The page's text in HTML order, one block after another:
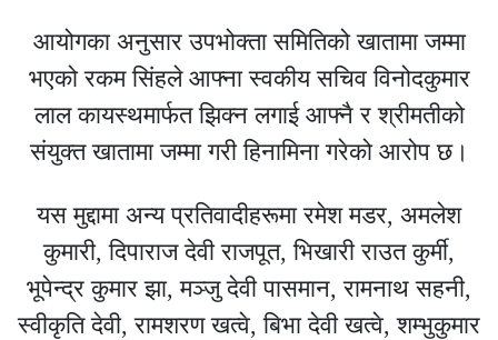
आयोगका अनुसार उपभोक्ता समितिको खातामा जम्मा
भएको रकम सिंहले आफ्ना स्वकीय सचिव विनोदकुमार
लाल कायस्थमार्फत झिक्न लगाई आफ्नै र श्रीमतीको
संयुक्त खातामा जम्मा गरी हिनामिना गरेको आरोप छ।
यस मुद्दामा अन्य प्रतिवादीहरूमा रमेश मडर, अमलेश
कुमारी, दिपाराज देवी राजपूत, भिखारी राउत कुर्मी,
भूपेन्द्र कुमार झा, मञ्जु देवी पासमान, रामनाथ सहनी,
स्वीकृति देवी, रामशरण खत्वे, बिभा देवी खत्वे, शम्भुकुमार